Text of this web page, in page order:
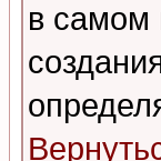
в самом